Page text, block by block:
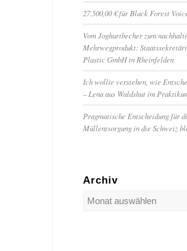
27.500,00 € für Black Forest
Vom Joghurtbecher zum
Mehrwegprodukt:
Plastic GmbH in Rheinfelden
Ich wollte verstehen, wie
– Lena aus Waldshut im
Pragmatische Entscheidung für
Müllentsorgung in die Schweiz
Archiv